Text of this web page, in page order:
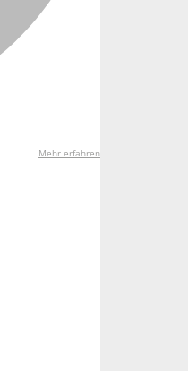
Mehr erfahren